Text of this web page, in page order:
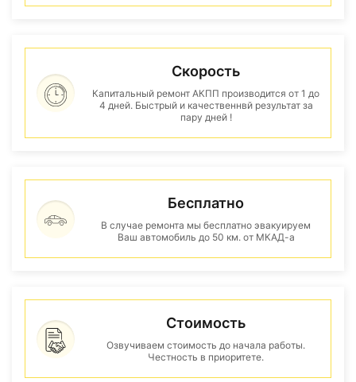
Скорость
Капитальный ремонт АКПП производится от 1 до
4 дней. Быстрый и качественнвй результат за
пару дней !
Бесплатно
В случае ремонта мы бесплатно эвакуируем
Ваш автомобиль до 50 км. от МКАД-а
Стоимость
Озвучиваем стоимость до начала работы.
Честность в приоритете.